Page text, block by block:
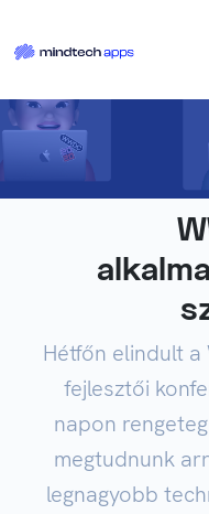
Hétfőn elindult a
fejlesztői
napon
megtudnunk
legnagyobb